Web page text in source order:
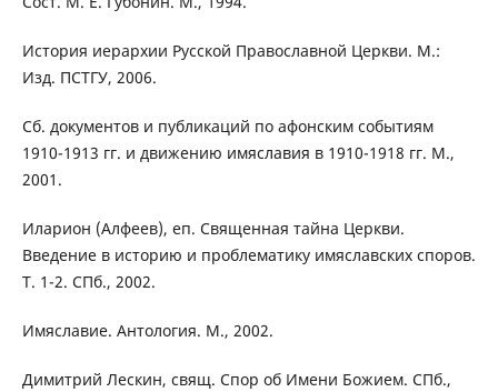
История иерархии Русской Православной Церкви. М.:
Изд. ПСТГУ, 2006.
Сб. документов и публикаций по афонским событиям
1910-1913 гг. и движению имяславия в 1910-1918 гг. М.,
2001.
Иларион (Алфеев), еп. Священная тайна Церкви.
Введение в историю и проблематику имяславских споров.
Т. 1-2. СПб., 2002.
Имяславие. Антология. М., 2002.
Димитрий Лескин, свящ. Спор об Имени Божием. СПб.,